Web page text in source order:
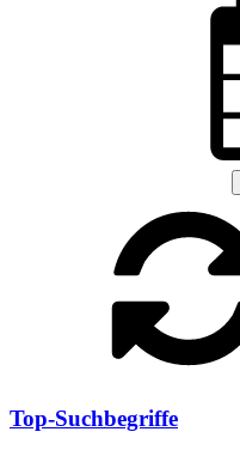
Top-Suchbegriffe